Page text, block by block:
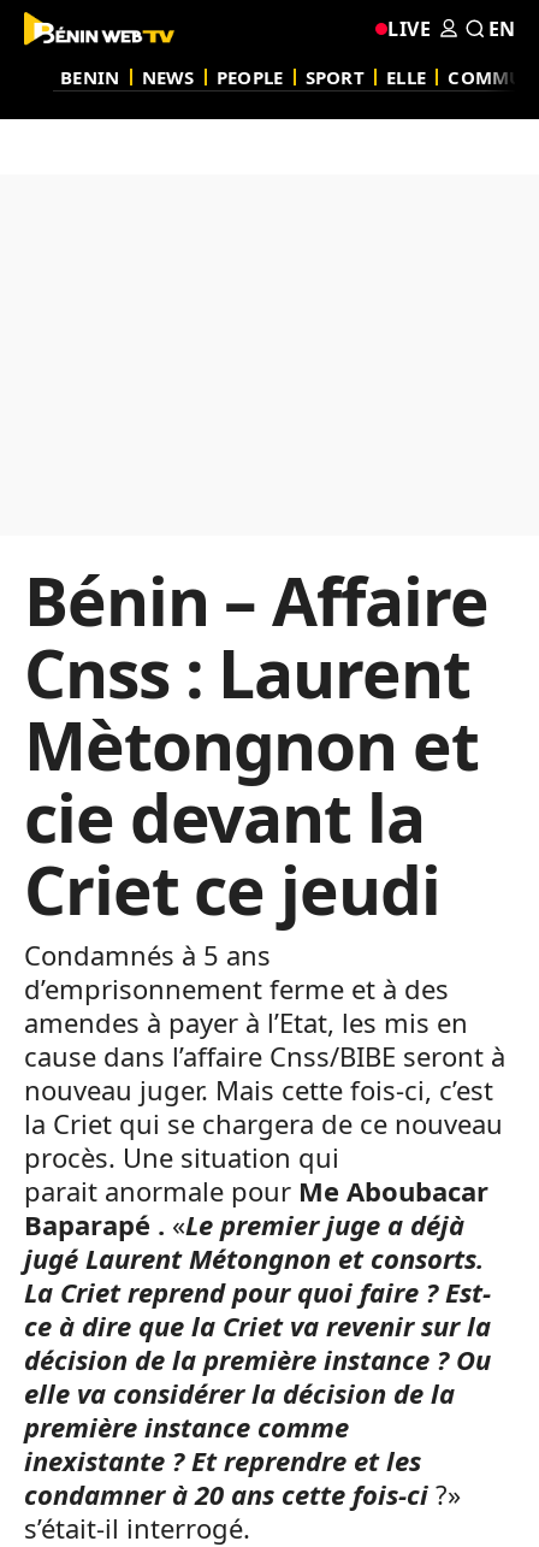
BENIN NEWS PEOPLE SPORT ELLE
LIVE EN
Bénin – Affaire
Cnss : Laurent
Mètongnon et
cie devant la
Criet ce jeudi
Condamnés à 5 ans
d’emprisonnement ferme et à des
amendes à payer à l’Etat, les mis en
cause dans l’affaire Cnss/BIBE seront à
nouveau juger. Mais cette fois-ci, c’est
la Criet qui se chargera de ce nouveau
procès. Une situation qui
parait anormale pour Me Aboubacar
Baparapé . «Le premier juge a déjà
jugé Laurent Métongnon et consorts.
La Criet reprend pour quoi faire ? Est-
ce à dire que la Criet va revenir sur la
décision de la première instance ? Ou
elle va considérer la décision de la
première instance comme
inexistante ? Et reprendre et les
condamner à 20 ans cette fois-ci ?»
s’était-il interrogé.